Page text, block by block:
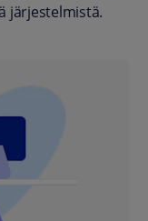
järjestelmistä.